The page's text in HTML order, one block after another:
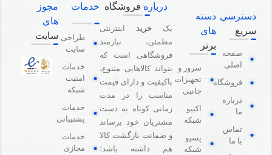
دسترسی
سریع
صفحه
اصلی
فروشگاه
درباره
ما
تماس
با ما
دسته
های
برتر
سرور و
تجهیزات
جانبی
اکتیو
شبکه
پسیو
شبکه
درباره فروشگاه
یک خریداینترنتی
مطمئن، نیازمند
فروشگاهی است که
بتواند کالاهایی متنوع،
باکیفیت و دارای قیمت
مناسب را در مدت
زمانی کوتاه به دست
مشتریان خود برساند
و ضمانت بازگشت کالا
هم داشته باشد؛
خدمات
طراحی
سایت
خدمات
امنیت
شبکه
خدمات
پشتیبانی
خدمات
مجازی
مجوز
های
سایت